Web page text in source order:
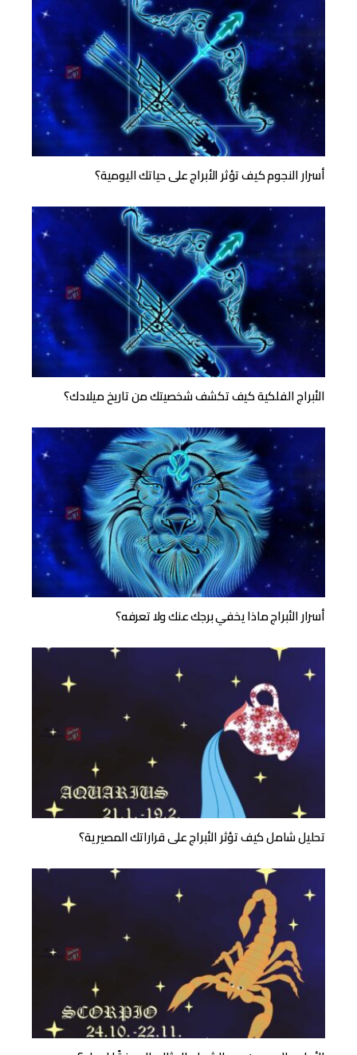
أسرار النجوم كيف تؤثر الأبراج على حياتك اليومية؟
الأبراج الفلكية كيف تكشف شخصيتك من تاريخ ميلادك؟
أسرار الأبراج ماذا يخفي برجك عنك ولا تعرفه؟
تحليل شامل كيف تؤثر الأبراج على قراراتك المصيرية؟